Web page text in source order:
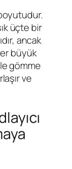
üçte bir
ancak
büyük
gömme
ve